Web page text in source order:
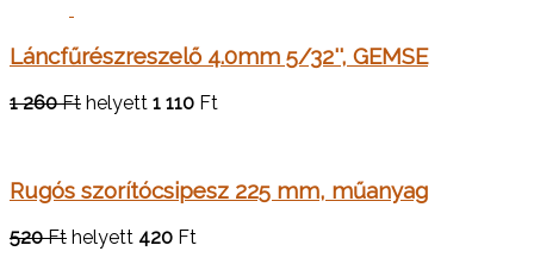
Láncfűrészreszelő 4.0mm 5/32'', GEMSE
1 260 Ft helyett 1 110 Ft
Rugós szorítócsipesz 225 mm, műanyag
520 Ft helyett 420 Ft